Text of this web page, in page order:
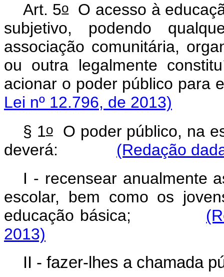
Art. 5oO acesso à
subjetivo, podendo
associação comunitária,
ou outra legalmente
acionar o poder público
Lei nº 12.796, de 2013)
§ 1oO poder público, na
deverá: (Redação
I - recensear anualmente
escolar, bem como os
educação básica;
2013)
II - fazer-lhes a chamada